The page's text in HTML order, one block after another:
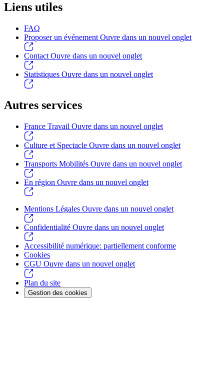
Liens utiles
FAQ
Proposer un événement Ouvre dans un nouvel onglet
Contact Ouvre dans un nouvel onglet
Statistiques Ouvre dans un nouvel onglet
Autres services
France Travail Ouvre dans un nouvel onglet
Culture et Spectacle Ouvre dans un nouvel onglet
Transports Mobilités Ouvre dans un nouvel onglet
En région Ouvre dans un nouvel onglet
Mentions Légales Ouvre dans un nouvel onglet
Confidentialité Ouvre dans un nouvel onglet
Accessibilité numérique: partiellement conforme
Cookies
CGU Ouvre dans un nouvel onglet
Plan du site
Gestion des cookies